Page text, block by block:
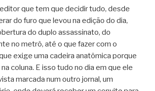
que tem que decidir tudo, desde
do furo que levou na edição do dia,
do duplo assassinato, do
no metrô, até o que fazer com o
exige uma cadeira anatômica porque
coluna. E isso tudo no dia em que ele
marcada num outro jornal, um